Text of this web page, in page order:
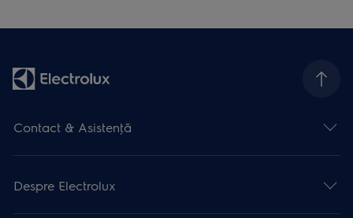
Contact & Asistenţă
Despre Electrolux